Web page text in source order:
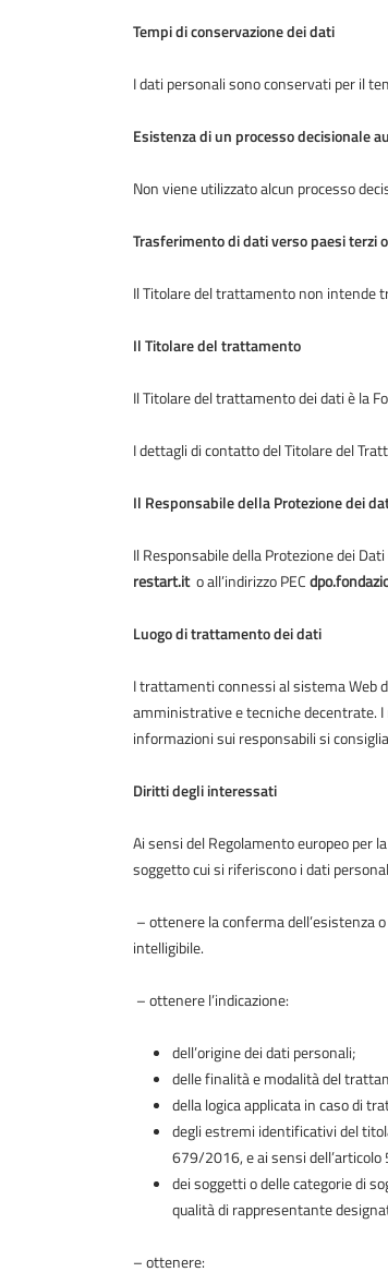
Tempi di conservazione dei dati
I dati personali sono conservati per il
Esistenza di un processo decisionale
Non viene utilizzato alcun processo
Trasferimento di dati verso paesi terzi
Il Titolare del trattamento non intende
Il Titolare del trattamento
Il Titolare del trattamento dei dati è la
I dettagli di contatto del Titolare del
Il Responsabile della Protezione dei
Il Responsabile della Protezione dei
restart.it o all’indirizzo PEC
Luogo di trattamento dei dati
I trattamenti connessi al sistema Web
amministrative e tecniche decentrate.
informazioni sui responsabili si
Diritti degli interessati
Ai sensi del Regolamento europeo per
soggetto cui si riferiscono i dati
– ottenere la conferma dell’esistenza
intelligibile.
– ottenere l’indicazione:
dell’origine dei dati personali;
delle finalità e modalità del
della logica applicata in caso di
degli estremi identificativi del
679/2016, e ai sensi
dei soggetti o delle categorie di
qualità di rappresentante
– ottenere: